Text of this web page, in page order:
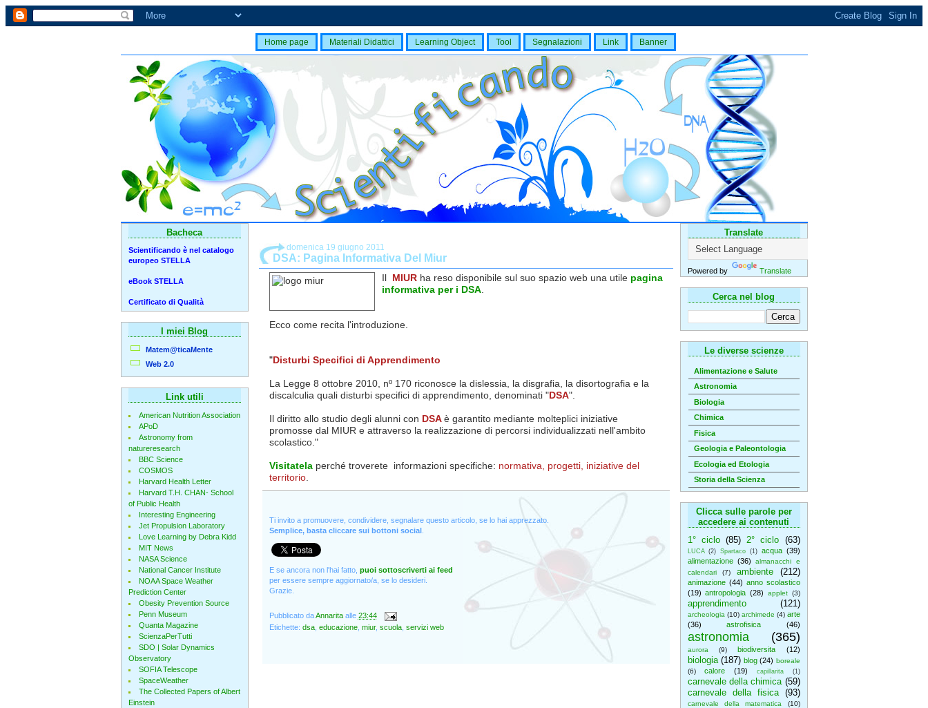
Home page Materiali Didattici Learning Object Tool Segnalazioni Link Banner
Translate
Powered by Translate
Cerca nel blog
Le diverse scienze
Alimentazione e Salute
Astronomia
Biologia
Chimica
Fisica
Geologia e Paleontologia
Ecologia ed Etologia
Storia della Scienza
Clicca sulle parole per
accedere ai contenuti
1° ciclo (85) 2° ciclo (63)
LUCA (2) Spartaco (1) acqua (39)
alimentazione (36)
almanacchi e
calendari
(7) ambiente (212)
animazione (44) anno scolastico
(19) antropologia (28) applet (3)
apprendimento (121)
archeologia (10) archimede (4) arte
(36)
astrofisica (46)
astronomia (365)
aurora (9) biodiversita (12)
biologia (187) blog (24) boreale
(6)
calore (19) capillarita (1)
carnevale della chimica (59)
carnevale della fisica
(93)
carnevale della matematica (10)
domenica 19 giugno 2011
DSA: Pagina Informativa Del Miur
Il MIURha reso disponibile sul suo spazio web una utile pagina
informativa per i DSA.
Ecco come recita l'introduzione.
"Disturbi Specifici di Apprendimento
La Legge 8 ottobre 2010, nº 170 riconosce la dislessia, la disgrafia, la disortografia e la
discalculia quali disturbi specifici di apprendimento, denominati "DSA".
Il diritto allo studio degli alunni con DSAè garantito mediante molteplici iniziative
promosse dal MIUR e attraverso la realizzazione di percorsi individualizzati nell'ambito
scolastico."
Visitatelaperché troverete informazioni specifiche: normativa,
progetti, iniziative del
territorio.
Ti invito a promuovere, condividere, segnalare questo articolo, se lo hai apprezzato.
Semplice, basta cliccare sui bottoni social.
E se ancora non l'hai fatto, puoi sottoscriverti ai feed
per essere sempre aggiornato/a, se lo desideri.
Grazie.
Pubblicato daAnnarita alle 23:44
Etichette: dsa, educazione, miur, scuola, servizi web
Bacheca
Scientificando è nel catalogo
europeo STELLA
eBook STELLA
Certificato di Qualità
I miei Blog
Matem@ticaMente
Web 2.0
Link utili
American Nutrition Association
APoD
Astronomy from
natureresearch
BBC Science
COSMOS
Harvard Health Letter
Harvard T.H. CHAN- School
of Public Health
Interesting Engineering
Jet Propulsion Laboratory
Love Learning by Debra Kidd
MIT News
NASA Science
National Cancer Institute
NOAA Space Weather
Prediction Center
Obesity Prevention Source
Penn Museum
Quanta Magazine
ScienzaPerTutti
SDO | Solar Dynamics
Observatory
SOFIA Telescope
SpaceWeather
The Collected Papers of Albert
Einstein